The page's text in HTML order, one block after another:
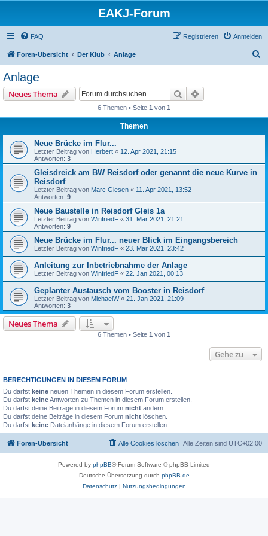
EAKJ-Forum
FAQ Anmelden
Registrieren
Foren-Übersicht Der Klub Anlage
Anlage
Neues Thema Suche
6 Themen • Seite 1 von 1
Themen
Neue Brücke im Flur...
Letzter Beitrag von Herbert « 12. Apr 2021, 21:15
Antworten: 3
Gleisdreick am BW Reisdorf oder genannt die neue Kurve in
Reisdorf
Letzter Beitrag von Marc Giesen « 11. Apr 2021, 13:52
Antworten: 9
Neue Baustelle in Reisdorf Gleis 1a
Letzter Beitrag von WinfriedF « 31. Mär 2021, 21:21
Antworten: 9
Neue Brücke im Flur... neuer Blick im Eingangsbereich
Letzter Beitrag von WinfriedF « 23. Mär 2021, 23:42
Anleitung zur Inbetriebnahme der Anlage
Letzter Beitrag von WinfriedF « 22. Jan 2021, 00:13
Geplanter Austausch vom Booster in Reisdorf
Letzter Beitrag von MichaelW« 21. Jan 2021, 21:09
Antworten: 3
Neues Thema
6 Themen • Seite 1 von 1
Gehe zu
BERECHTIGUNGEN IN DIESEM FORUM
Du darfst keine neuen Themen in diesem Forum erstellen.
Du darfst keineAntworten zu Themen in diesem Forum erstellen.
Du darfst deine Beiträge in diesem Forum nicht ändern.
Du darfst deine Beiträge in diesem Forum nicht löschen.
Du darfst keine Dateianhänge in diesem Forum erstellen.
Foren-Übersicht Alle Zeiten sind UTC+02:00
Alle Cookies löschen
Powered by phpBB® Forum Software © phpBB Limited
Deutsche Übersetzung durch phpBB.de
Datenschutz| Nutzungsbedingungen